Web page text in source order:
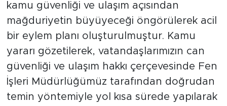
kamu güvenliği ve ulaşım açısından
mağduriyetin büyüyeceği öngörülerek acil
bir eylem planı oluşturulmuştur. Kamu
yararı gözetilerek, vatandaşlarımızın can
güvenliği ve ulaşım hakkı çerçevesinde Fen
İşleri Müdürlüğümüz tarafından doğrudan
temin yöntemiyle yol kısa sürede yapılarak